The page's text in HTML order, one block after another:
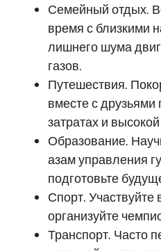
Семейный отдых.
время с близкими
лишнего шума
газов.
Путешествия.
вместе с
затратах и
Образование.
азам управления
подготовьте
Спорт. Участвуйте
организуйте
Транспорт. Часто